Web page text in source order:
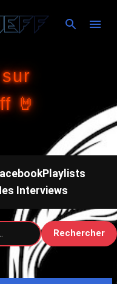
principal
🤘
Playlists
Interviews
Rechercher